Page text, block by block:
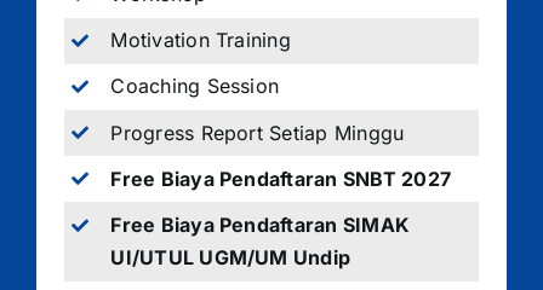
Motivation Training
Coaching Session
Progress Report Setiap Minggu
Free Biaya Pendaftaran SNBT 2027
Free Biaya Pendaftaran SIMAK
UI/UTUL UGM/UM Undip